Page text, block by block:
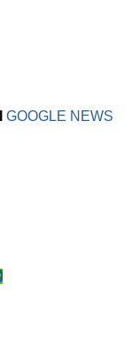
GOOGLE NEWS